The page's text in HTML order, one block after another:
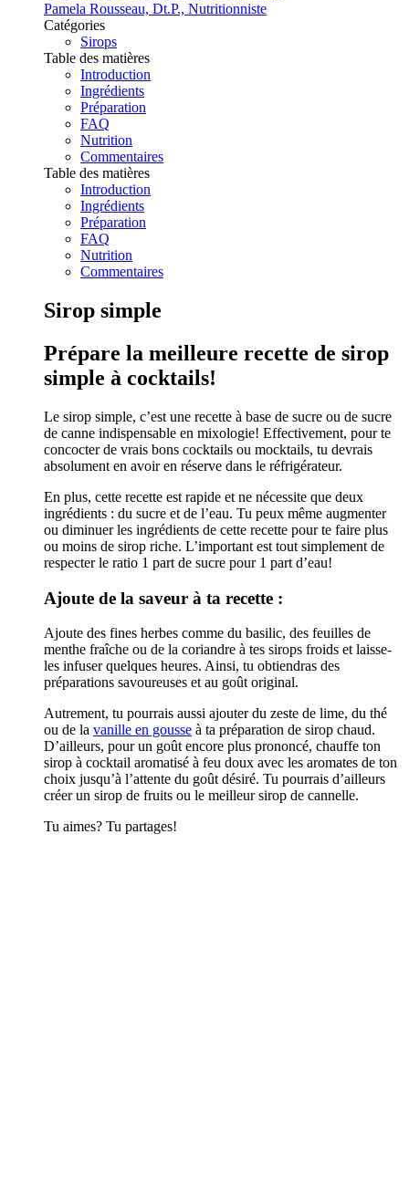
Pamela Rousseau, Dt.P., Nutritionniste
Catégories
Sirops
Table des matières
Introduction
Ingrédients
Préparation
FAQ
Nutrition
Commentaires
Table des matières
Introduction
Ingrédients
Préparation
FAQ
Nutrition
Commentaires
Sirop simple
Prépare la meilleure recette de sirop
simple à cocktails!
Le sirop simple, c’est une recette à base de sucre ou de sucre
de canne indispensable en mixologie! Effectivement, pour te
concocter de vrais bons cocktails ou mocktails, tu devrais
absolument en avoir en réserve dans le réfrigérateur.
En plus, cette recette est rapide et ne nécessite que deux
ingrédients : du sucre et de l’eau. Tu peux même augmenter
ou diminuer les ingrédients de cette recette pour te faire plus
ou moins de sirop riche. L’important est tout simplement de
respecter le ratio 1 part de sucre pour 1 part d’eau!
Ajoute de la saveur à ta recette :
Ajoute des fines herbes comme du basilic, des feuilles de
menthe fraîche ou de la coriandre à tes sirops froids et laisse-
les infuser quelques heures. Ainsi, tu obtiendras des
préparations savoureuses et au goût original.
Autrement, tu pourrais aussi ajouter du zeste de lime, du thé
ou de la vanille en gousse à ta préparation de sirop chaud.
D’ailleurs, pour un goût encore plus prononcé, chauffe ton
sirop à cocktail aromatisé à feu doux avec les aromates de ton
choix jusqu’à l’attente du goût désiré. Tu pourrais d’ailleurs
créer un sirop de fruits ou le meilleur sirop de cannelle.
Tu aimes? Tu partages!